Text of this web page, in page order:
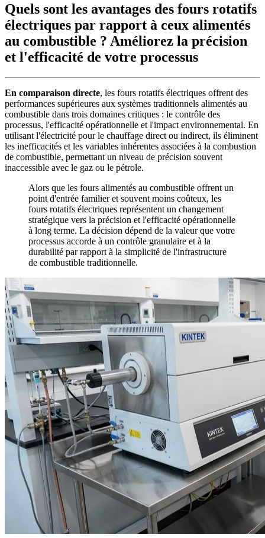
Quels sont les avantages des fours rotatifs
électriques par rapport à ceux alimentés
au combustible ? Améliorez la précision
et l'efficacité de votre processus
En comparaison directe, les fours rotatifs électriques offrent des
performances supérieures aux systèmes traditionnels alimentés au
combustible dans trois domaines critiques : le contrôle des
processus, l'efficacité opérationnelle et l'impact environnemental. En
utilisant l'électricité pour le chauffage direct ou indirect, ils éliminent
les inefficacités et les variables inhérentes associées à la combustion
de combustible, permettant un niveau de précision souvent
inaccessible avec le gaz ou le pétrole.
Alors que les fours alimentés au combustible offrent un
point d'entrée familier et souvent moins coûteux, les
fours rotatifs électriques représentent un changement
stratégique vers la précision et l'efficacité opérationnelle
à long terme. La décision dépend de la valeur que votre
processus accorde à un contrôle granulaire et à la
durabilité par rapport à la simplicité de l'infrastructure
de combustible traditionnelle.